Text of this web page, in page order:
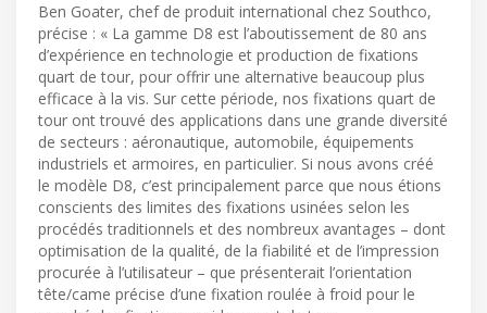
Ben Goater, chef de produit international chez Southco,
précise : « La gamme D8 est l’aboutissement de 80 ans
d’expérience en technologie et production de fixations
quart de tour, pour offrir une alternative beaucoup plus
efficace à la vis. Sur cette période, nos fixations quart de
tour ont trouvé des applications dans une grande diversité
de secteurs : aéronautique, automobile, équipements
industriels et armoires, en particulier. Si nous avons créé
le modèle D8, c’est principalement parce que nous étions
conscients des limites des fixations usinées selon les
procédés traditionnels et des nombreux avantages – dont
optimisation de la qualité, de la fiabilité et de l’impression
procurée à l’utilisateur – que présenterait l’orientation
tête/came précise d’une fixation roulée à froid pour le